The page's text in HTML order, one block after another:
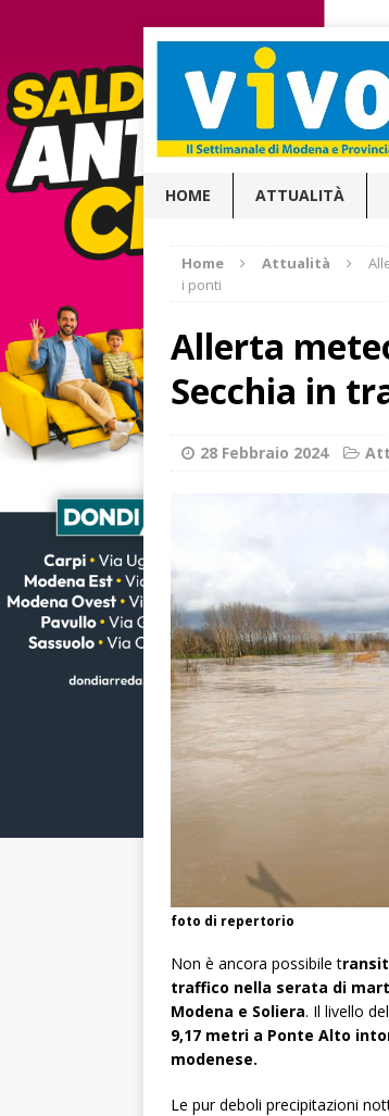
HOME ATTUALITÀ
Home Attualità
i ponti
Allerta
Secchia in
28 Febbraio 2024
foto di repertorio
Non è ancora possibile t
traffico nella serata di
Modena e Soliera. Il livello
9,17 metri a Ponte Alto
modenese.
Le pur deboli precipitazioni